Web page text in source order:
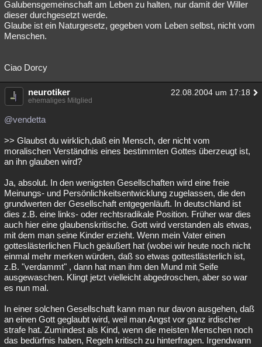
Galubensgemeinschaft am Leben zu halten, nur damit der Willer
dieser durchgesetzt werde.
Glaube ist ein Naturgesetz, gegeben vom Leben selbst, nicht vom
Menschen.
Ciao Dorcy
neurotiker 22.08.2004 um 17:18
ehemaliges Mitglied
@vendetta
>> Glaubst du wirklich,daß ein Mensch, der nicht vom
moralischen Verständnis eines bestimmten Gottes überzeugt ist,
an ihn glauben wird?
Ja, absolut. In den wenigsten Gesellschaften wird eine freie
Meinungs- und Persönlichkeitsentwicklung zugelassen, die den
grundwerten der Gesellschaft entgegenläuft. In deutschland ist
dies z.B. eine links- oder rechtsradikale Position. Früher war dies
auch hier eine glaubenskritische. Gott wird verstanden als etwas,
mit dem man seine Kinder erzieht. Wenn mein Vater einen
gotteslästerlichen Fluch geäußert hat (wobei wir heute noch nicht
einmal mehr merken würden, daß so etwas gottestlästerlich ist,
z.B. "verdammt" , dann hat man ihm den Mund mit Seife
ausgewaschen. Klingt jetzt vielleicht abgedroschen, aber so war
es nun mal.
In einer solchen Gesellschaft kann man nur davon ausgehen, daß
an einen Gott geglaubt wird, weil man Angst vor ganz irdischer
strafe hat. Zumindest als Kind, wenn die meisten Menschen noch
das bedürfnis haben, Regeln kritisch zu hinterfragen. Irgendwann